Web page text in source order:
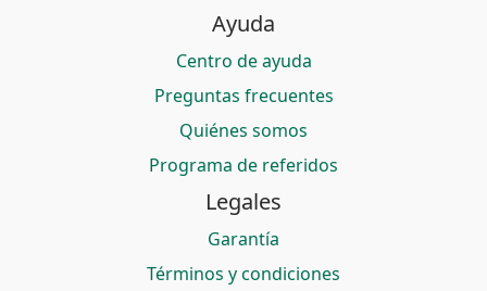
Ayuda
Centro de ayuda
Preguntas frecuentes
Quiénes somos
Programa de referidos
Legales
Garantía
Términos y condiciones